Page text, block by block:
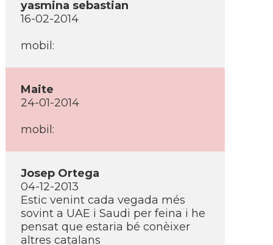
yasmina sebastian
16-02-2014
mobil:
Maite
24-01-2014
mobil:
Josep Ortega
04-12-2013
Estic venint cada vegada més
sovint a UAE i Saudi per feina i he
pensat que estaria bé conèixer
altres catalans